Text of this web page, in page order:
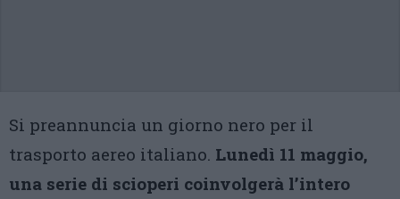
Si preannuncia un giorno nero per il
trasporto aereo italiano. Lunedì 11 maggio,
una serie di scioperi coinvolgerà l’intero